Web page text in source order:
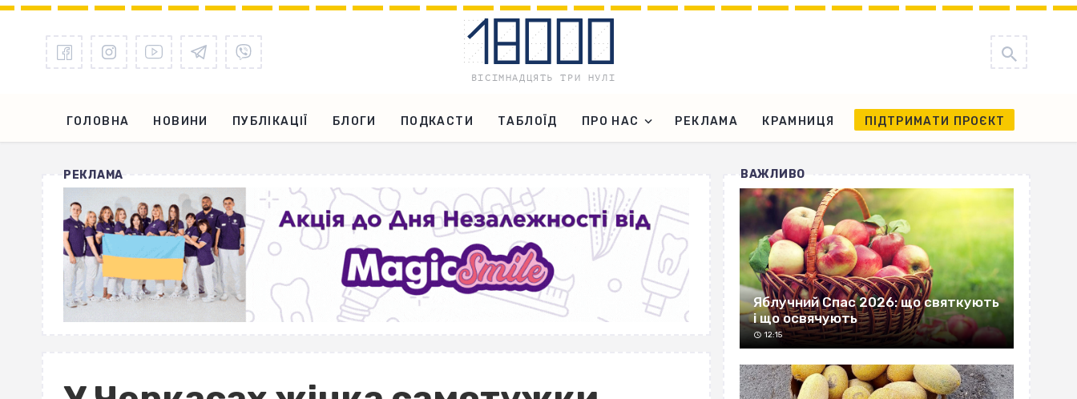
ГОЛОВНА НОВИНИ ПУБЛІКАЦІЇ БЛОГИ ПОДКАСТИ ТАБЛОЇД ПРО НАС РЕКЛАМА КРАМНИЦЯ ПІДТРИМАТИ ПРОЄКТ
РЕКЛАМА ВАЖЛИВО
Яблучний Спас 2026: що святкують
і що освячують
12:15